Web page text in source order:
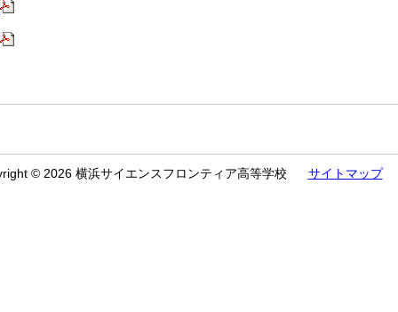
© 2026 横浜サイエンスフロンティア高等学校 サイトマップ